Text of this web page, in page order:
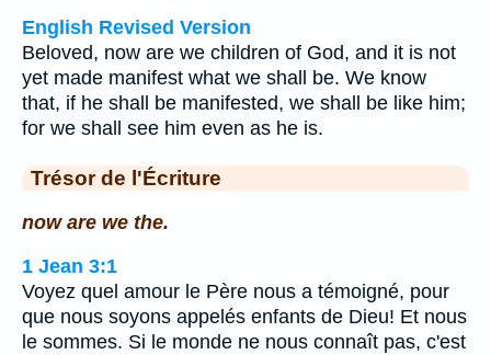
English Revised Version
Beloved, now are we children of God, and it is not
yet made manifest what we shall be. We know
that, if he shall be manifested, we shall be like him;
for we shall see him even as he is.
Trésor de l'Écriture
now are we the.
1 Jean 3:1
Voyez quel amour le Père nous a témoigné, pour
que nous soyons appelés enfants de Dieu! Et nous
le sommes. Si le monde ne nous connaît pas, c'est